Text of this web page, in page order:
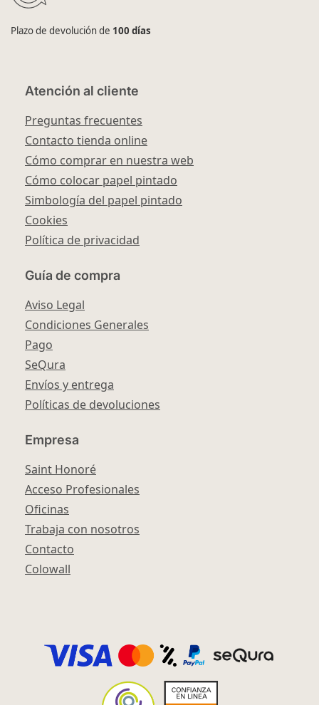
Plazo de devolución de 100 días
Atención al cliente
Preguntas frecuentes
Contacto tienda online
Cómo comprar en nuestra web
Cómo colocar papel pintado
Simbología del papel pintado
Cookies
Política de privacidad
Guía de compra
Aviso Legal
Condiciones Generales
Pago
SeQura
Envíos y entrega
Políticas de devoluciones
Empresa
Saint Honoré
Acceso Profesionales
Oficinas
Trabaja con nosotros
Contacto
Colowall